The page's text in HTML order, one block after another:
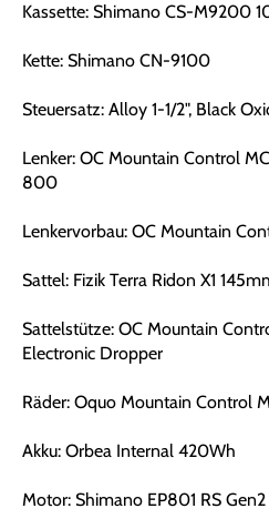
Kassette: Shimano CS-M9200
Kette: Shimano CN-9100
Steuersatz: Alloy 1-1/2", Black
Lenker: OC Mountain Control
800
Lenkervorbau: OC Mountain
Sattel: Fizik Terra Ridon X1
Sattelstütze: OC Mountain
Electronic Dropper
Räder: Oquo Mountain Control
Akku: Orbea Internal 420Wh
Motor: Shimano EP801 RS